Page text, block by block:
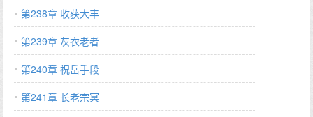
第238章 收获大丰
第239章 灰衣老者
第240章 祝岳手段
第241章 长老宗冥